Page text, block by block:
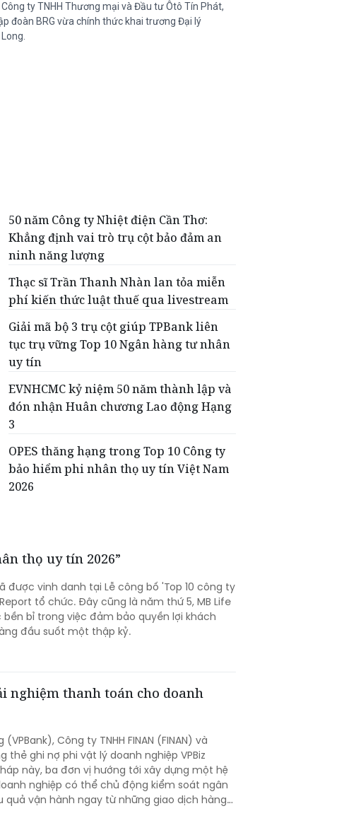
ty TNHH Thương mại và Đầu tư Ôtô Tín Phát,
đoàn BRG vừa chính thức khai trương Đại lý
50 năm Công ty Nhiệt điện Cần Thơ:
Khẳng định vai trò trụ cột bảo đảm an
ninh năng lượng
Thạc sĩ Trần Thanh Nhàn lan tỏa miễn
phí kiến thức luật thuế qua livestream
Giải mã bộ 3 trụ cột giúp TPBank liên
tục trụ vững Top 10 Ngân hàng tư nhân
uy tín
EVNHCMC kỷ niệm 50 năm thành lập và
đón nhận Huân chương Lao động Hạng
3
OPES thăng hạng trong Top 10 Công ty
bảo hiểm phi nhân thọ uy tín Việt Nam
2026
thọ uy tín 2026”
được vinh danh tại Lễ công bố 'Top 10 công ty
tổ chức. Đây cũng là năm thứ 5, MB Life
bỉ trong việc đảm bảo quyền lợi khách
đầu suốt một thập kỷ.
nghiệm thanh toán cho doanh
Công ty TNHH FINAN (FINAN) và
ghi nợ phi vật lý doanh nghiệp VPBiz
này, ba đơn vị hướng tới xây dựng một hệ
nghiệp có thể chủ động kiểm soát ngân
vận hành ngay từ những giao dịch hàng